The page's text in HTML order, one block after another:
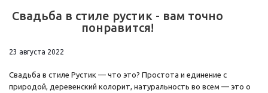
Свадьба в стиле рустик - вам точно
понравится!
23 августа 2022
Свадьба в стиле Рустик — что это? Простота и единение с
природой, деревенский колорит, натуральность во всем — это о